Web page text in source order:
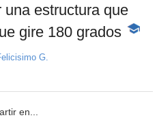
estructura que
gire 180 grados -
G.